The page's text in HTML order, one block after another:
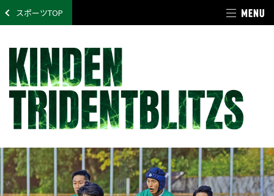
スポーツTOP